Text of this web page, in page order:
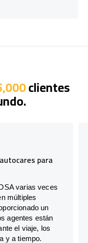
clientes
para
varias veces
múltiples
un
agentes están
el viaje, los
y a tiempo.